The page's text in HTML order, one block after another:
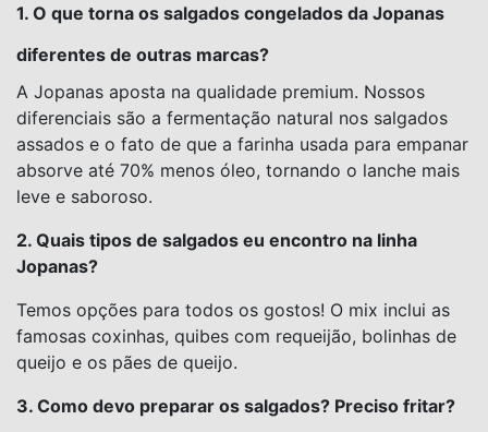
1. O que torna os salgados congelados da Jopanas
diferentes de outras marcas?
A Jopanas aposta na qualidade premium. Nossos
diferenciais são a fermentação natural nos salgados
assados e o fato de que a farinha usada para empanar
absorve até 70% menos óleo, tornando o lanche mais
leve e saboroso.
2. Quais tipos de salgados eu encontro na linha
Jopanas?
Temos opções para todos os gostos! O mix inclui as
famosas coxinhas, quibes com requeijão, bolinhas de
queijo e os pães de queijo.
3. Como devo preparar os salgados? Preciso fritar?